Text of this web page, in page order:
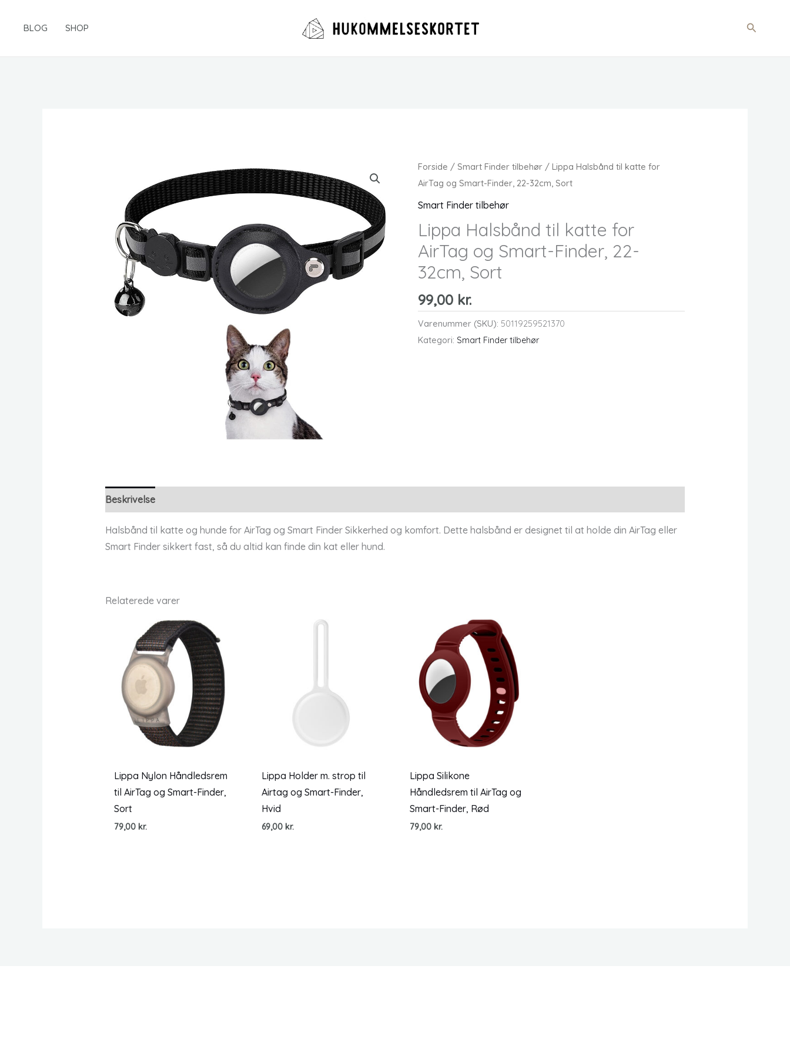
BLOG SHOP Søg
Forside / Smart Finder tilbehør / Lippa Halsbånd til katte for
AirTag og Smart-Finder, 22-32cm, Sort
Smart Finder tilbehør
Lippa Halsbånd til katte for
AirTag og Smart-Finder, 22-
32cm, Sort
99,00 kr.
Varenummer (SKU): 50119259521370
Kategori: Smart Finder tilbehør
Beskrivelse
Halsbånd til katte og hunde for AirTag og Smart Finder Sikkerhed og komfort. Dette halsbånd er designet til at holde din AirTag eller
Smart Finder sikkert fast, så du altid kan finde din kat eller hund.
Relaterede varer
Lippa Nylon Håndledsrem
til AirTag og Smart-Finder,
Sort
79,00 kr.
Lippa Holder m. strop til
Airtag og Smart-Finder,
Hvid
69,00 kr.
Lippa Silikone
Håndledsrem til AirTag og
Smart-Finder, Rød
79,00 kr.